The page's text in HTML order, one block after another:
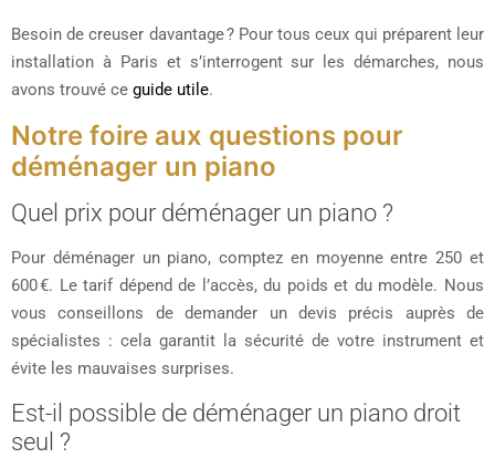
Besoin de creuser davantage ? Pour tous ceux qui préparent leur
installation à Paris et s’interrogent sur les démarches, nous
avons trouvé ce guide utile.
Notre foire aux questions pour
déménager un piano
Quel prix pour déménager un piano ?
Pour déménager un piano, comptez en moyenne entre 250 et
600 €. Le tarif dépend de l’accès, du poids et du modèle. Nous
vous conseillons de demander un devis précis auprès de
spécialistes : cela garantit la sécurité de votre instrument et
évite les mauvaises surprises.
Est-il possible de déménager un piano droit
seul ?